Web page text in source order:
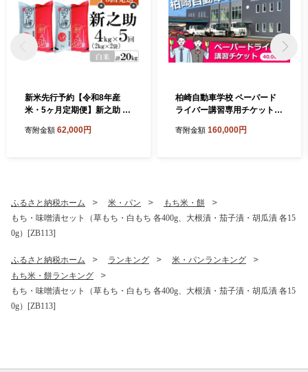
新米先行予約【令和8年産
米・5ヶ月定期便】新之助 白
20kg）ヤタらうんめぇお米
寄附金額 62,000円
柏崎自動車学校 ペーパード
ライバー講習専用チケット
寄附金額 160,000円
ふるさと納税ホーム 米・パン
もち米・餅
もち・味噌漬セット（草もち・白もち 各400g、大根漬・茄子漬・胡瓜漬 各15
0g）[ZB113]
ふるさと納税ホーム ランキング
米・パンランキング
もち米・餅ランキング
もち・味噌漬セット（草もち・白もち 各400g、大根漬・茄子漬・胡瓜漬 各15
0g）[ZB113]